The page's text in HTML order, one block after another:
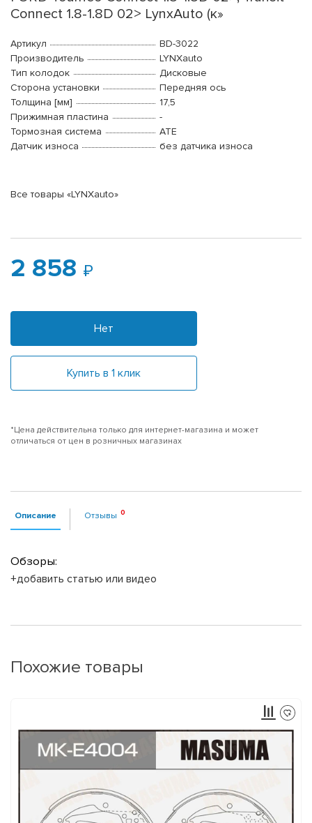
Connect 1.8-1.8D 02> LynxAuto (к»
Артикул
BD-3022
Производитель
LYNXauto
Тип колодок
Дисковые
Сторона установки
Передняя ось
Толщина [мм]
17,5
Прижимная пластина
-
Тормозная система
ATE
Датчик износа
без датчика износа
Все товары «LYNXauto»
2 858
Нет
Купить в 1 клик
*Цена действительна только для интернет-магазина и может
отличаться от цен в розничных магазинах
Описание Отзывы
Обзоры:
+добавить статью или видео
Похожие товары